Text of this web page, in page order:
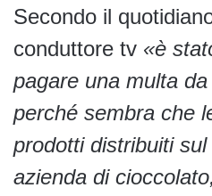
Secondo il
conduttore tv «è
pagare una multa
perché sembra che
prodotti distribuiti
azienda di